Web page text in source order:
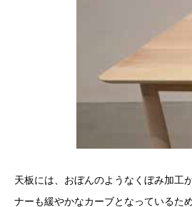
天板には、おぼんのようなくぼみ加工
ナーも緩やかなカーブとなっているた